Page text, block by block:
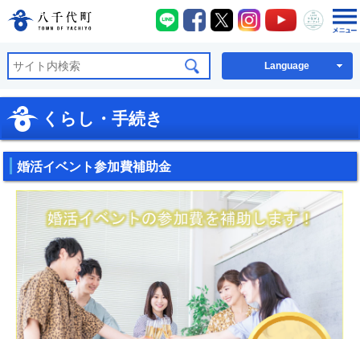
八千代町公式ホームページ
八千代町LINE
八千代町Facebook
八千代町X八千代町Instagram
八千代町
八千
Language
くらし・手続き
婚活イベント参加費補助金